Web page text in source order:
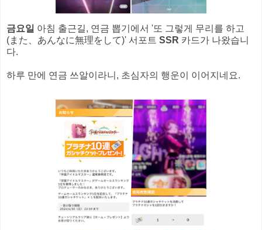
금요일 아침 출근길, 연금 뽑기에서 '또 그렇게 무리를 하고
(また、あんなに無理をして)' 서포트 SSR 카드가 나왔습니
다.
하루 만에 연금 쓰알이라니, 초심자의 행운이 이어지네요.